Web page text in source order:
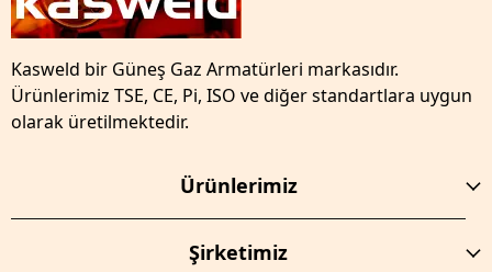
Kasweld bir Güneş Gaz Armatürleri markasıdır.
Ürünlerimiz TSE, CE, Pi, ISO ve diğer standartlara uygun
olarak üretilmektedir.
Ürünlerimiz
Şirketimiz